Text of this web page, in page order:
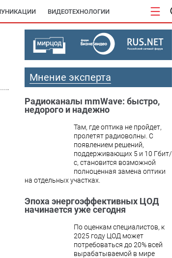
ВИДЕОТЕХНОЛОГИИ
Мнение эксперта
Радиоканалы mmWave: быстро,
недорого и надежно
Там, где оптика не пройдет,
пролетят радиоволны. С
появлением решений,
поддерживающих 5 и 10 Гбит/
с, становится возможной
полноценная замена оптики
на отдельных участках.
Эпоха энергоэффективных ЦОД
начинается уже сегодня
По оценкам специалистов, к
2025 году ЦОД может
потребоваться до 20% всей
вырабатываемой в мире